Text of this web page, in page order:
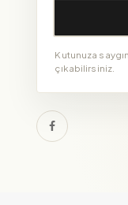
Kutunuza
çıkabilirsiniz.